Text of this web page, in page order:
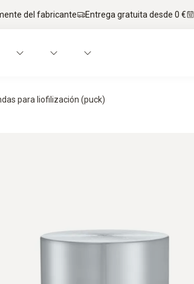
del fabricante Entrega gratuita desde 0 €
para liofilización (puck)